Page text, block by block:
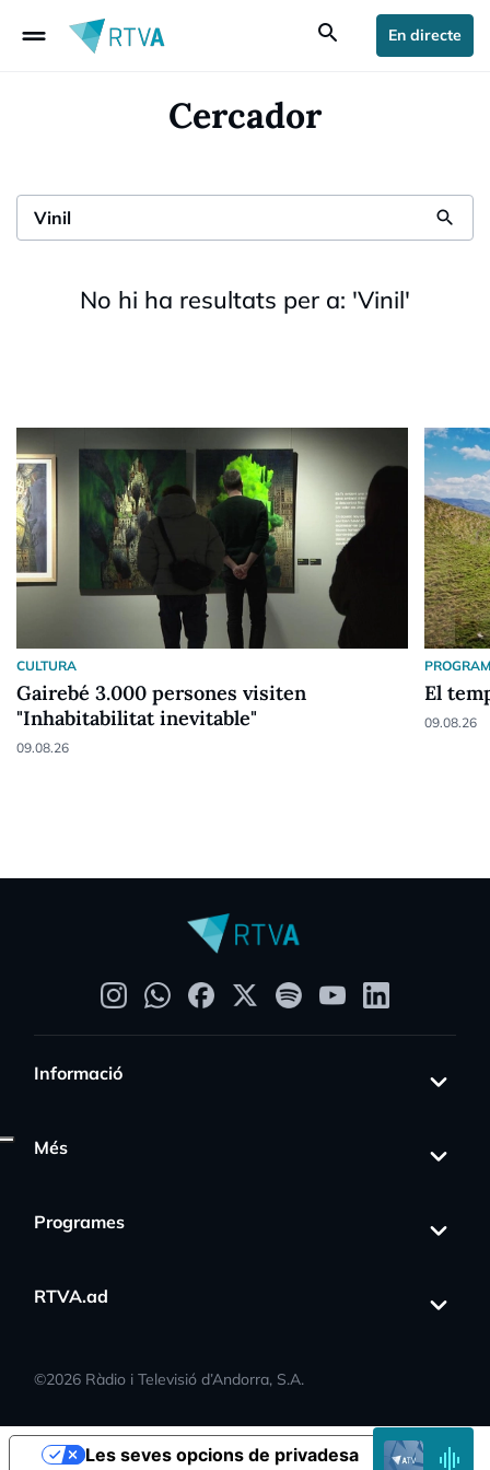
drag_handle search En directe
Cercador
search
No hi ha resultats per a: 'Vinil'
CULTURA
Gairebé 3.000 persones visiten
"Inhabitabilitat inevitable"
09.08.26
El
09.08.26
Informació
Més
Programes
RTVA.ad
©2026 Ràdio i Televisió d’Andorra, S.A.
EN
DIRECTELes seves opcions de privadesa